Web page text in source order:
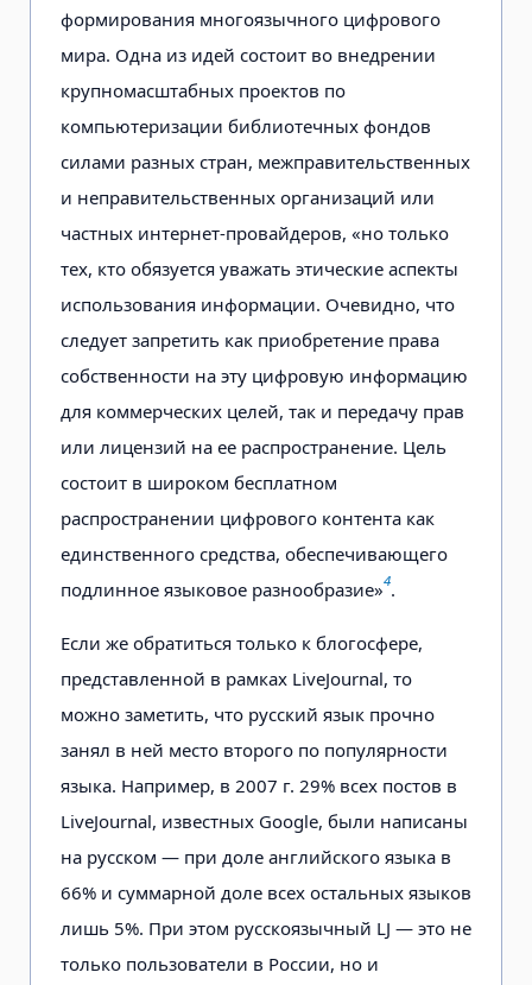
формирования многоязычного цифрового
мира. Одна из идей состоит во внедрении
крупномасштабных проектов по
компьютеризации библиотечных фондов
силами разных стран, межправительственных
и неправительственных организаций или
частных интернет-провайдеров, «но только
тех, кто обязуется уважать этические аспекты
использования информации. Очевидно, что
следует запретить как приобретение права
собственности на эту цифровую информацию
для коммерческих целей, так и передачу прав
или лицензий на ее распространение. Цель
состоит в широком бесплатном
распространении цифрового контента как
единственного средства, обеспечивающего
подлинное языковое разнообразие»4.
Если же обратиться только к блогосфере,
представленной в рамках LiveJournal, то
можно заметить, что русский язык прочно
занял в ней место второго по популярности
языка. Например, в 2007 г. 29% всех постов в
LiveJournal, известных Google, были написаны
на русском — при доле английского языка в
66% и суммарной доле всех остальных языков
лишь 5%. При этом русскоязычный LJ — это не
только пользователи в России, но и